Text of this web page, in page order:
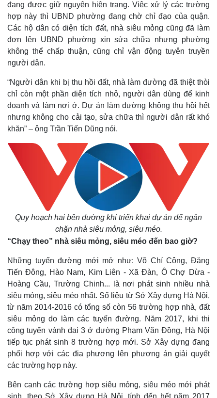
Kinh tế
Khởi nghiệp
Tiêu dùng
đang được giữ nguyên hiện trạng. Việc xử lý các trường
hợp này thì UBND phường đang chờ chỉ đạo của quận.
Các hộ dân có diện tích đất, nhà siêu mỏng cũng đã làm
đơn lên UBND phường xin sửa chữa nhưng phường
không thể chấp thuận, cũng chỉ vận động tuyên truyền
người dân.
“Người dân khi bị thu hồi đất, nhà làm đường đã thiệt thòi
chỉ còn một phần diện tích nhỏ, người dân dùng để kinh
doanh và làm nơi ở. Dự án làm đường không thu hồi hết
nhưng không cho cải tạo, sửa chữa thì người dân rất khó
khăn” – ông Trần Tiến Dũng nói.
Quy hoạch hai bên đường khi triển khai dự án để ngăn
chặn nhà siêu mỏng, siêu méo.
“Chạy theo” nhà siêu mỏng, siêu méo đến bao giờ?
Những tuyến đường mới mở như: Võ Chí Công, Đặng
Tiến Đông, Hào Nam, Kim Liên - Xã Đàn, Ô Chợ Dừa -
Hoàng Cầu, Trường Chinh... là nơi phát sinh nhiều nhà
siêu mỏng, siêu méo nhất. Số liệu từ Sở Xây dựng Hà Nội,
từ năm 2014-2016 có tổng số còn 56 trường hợp nhà, đất
siêu mỏng do làm các tuyến đường. Năm 2017, khi thi
công tuyến vành đai 3 ở đường Phạm Văn Đồng, Hà Nội
tiếp tục phát sinh 8 trường hợp mới. Sở Xây dựng đang
phối hợp với các địa phương lên phương án giải quyết
các trường hợp này.
Bên cạnh các trường hợp siêu mỏng, siêu méo mới phát
sinh, theo Sở Xây dựng Hà Nội, tính đến hết năm 2017